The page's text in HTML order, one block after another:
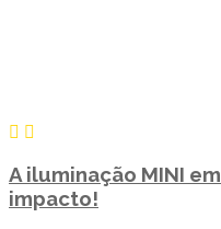
A iluminação MINI
impacto!